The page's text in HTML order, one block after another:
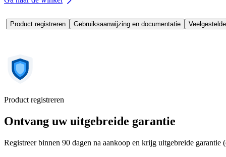
Product registreren Gebruiksaanwijzing en documentatie
Product registreren
Ontvang uw uitgebreide garantie
Registreer binnen 90 dagen na aankoop en krijg uitgebreide